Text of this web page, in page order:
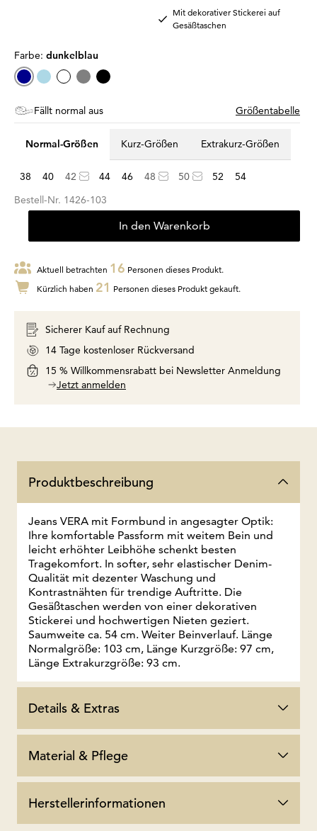
Mit dekorativer Stickerei auf
Gesäßtaschen
Farbe: dunkelblau
Fällt normal aus Größentabelle
Normal-Größen Kurz-Größen Extrakurz-Größen
38 40 42 44 46 48 50 52
54
Bestell-Nr. 1426-103
In den Warenkorb
Aktuell betrachten 16 Personen dieses Produkt.
Kürzlich haben 21 Personen dieses Produkt gekauft.
Sicherer Kauf auf Rechnung
14 Tage kostenloser Rückversand
15 % Willkommensrabatt bei Newsletter Anmeldung
Jetzt anmelden
Produktbeschreibung
Jeans VERA mit Formbund in angesagter Optik:
Ihre komfortable Passform mit weitem Bein und
leicht erhöhter Leibhöhe schenkt besten
Tragekomfort. In softer, sehr elastischer Denim-
Qualität mit dezenter Waschung und
Kontrastnähten für trendige Auftritte. Die
Gesäßtaschen werden von einer dekorativen
Stickerei und hochwertigen Nieten geziert.
Saumweite ca. 54 cm. Weiter Beinverlauf. Länge
Normalgröße: 103 cm, Länge Kurzgröße: 97 cm,
Länge Extrakurzgröße: 93 cm.
Details & Extras
Material & Pflege
Herstellerinformationen